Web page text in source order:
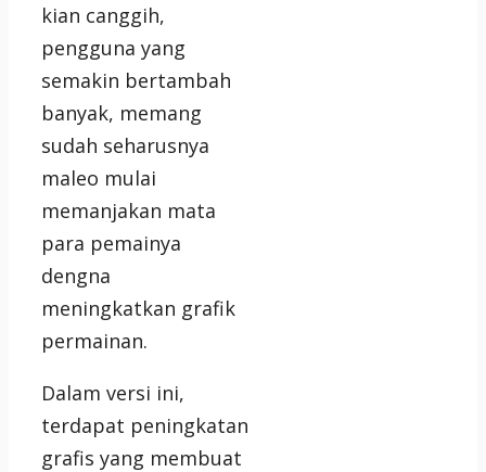
kian canggih,
pengguna yang
semakin bertambah
banyak, memang
sudah seharusnya
maleo mulai
memanjakan mata
para pemainya
dengna
meningkatkan grafik
permainan.
Dalam versi ini,
terdapat peningkatan
grafis yang membuat